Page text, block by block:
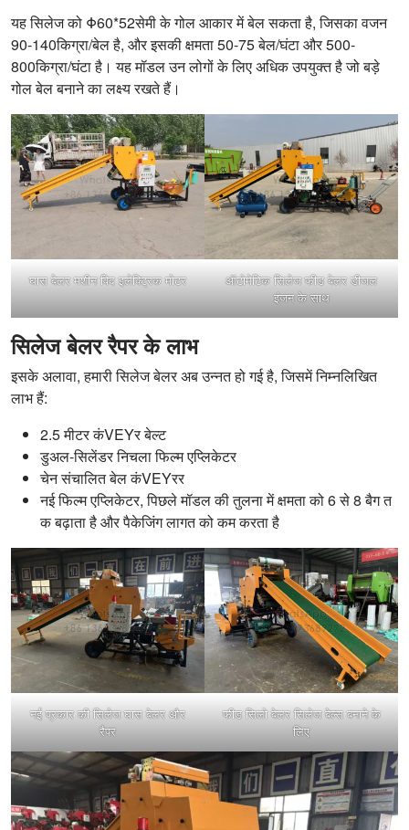
यह सिलेज को Φ60*52सेमी के गोल आकार में बेल सकता है, जिसका वजन
90-140किग्रा/बेल है, और इसकी क्षमता 50-75 बेल/घंटा और 500-
800किग्रा/घंटा है। यह मॉडल उन लोगों के लिए अधिक उपयुक्त है जो बड़े
गोल बेल बनाने का लक्ष्य रखते हैं।
घास बेलर मशीन विद इलेक्ट्रिक मोटर
ऑटोमेटिक सिलेज फीड बेलर डीजल
इंजन के साथ
सिलेज बेलर रैपर के लाभ
इसके अलावा, हमारी सिलेज बेलर अब उन्नत हो गई है, जिसमें निम्नलिखित
लाभ हैं:
2.5 मीटर कंVEYर बेल्ट
डुअल-सिलेंडर निचला फिल्म एप्लिकेटर
चेन संचालित बेल कंVEYरर
नई फिल्म एप्लिकेटर, पिछले मॉडल की तुलना में क्षमता को 6 से 8 बैग त
क बढ़ाता है और पैकेजिंग लागत को कम करता है
नई प्रकार की सिलेज घास बेलर और
रैपर
फीड सिलो बेलर सिलेज बेल्स बनाने के
लिए